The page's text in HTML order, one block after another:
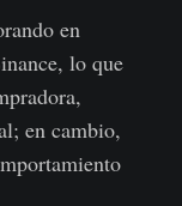
en
lo que
en cambio,